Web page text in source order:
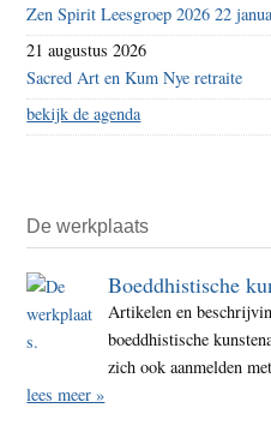
Zen Spirit Leesgroep 2026 22
21 augustus 2026
Sacred Art en Kum Nye retraite
bekijk de agenda
De werkplaats
Boeddhistische
Artikelen en
boeddhistische
zich ook aanmelden
lees meer »